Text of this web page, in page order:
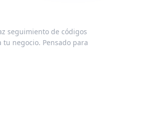
seguimiento de códigos
tu negocio. Pensado para